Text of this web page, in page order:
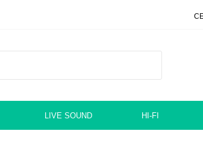
LIVE SOUND HI-FI